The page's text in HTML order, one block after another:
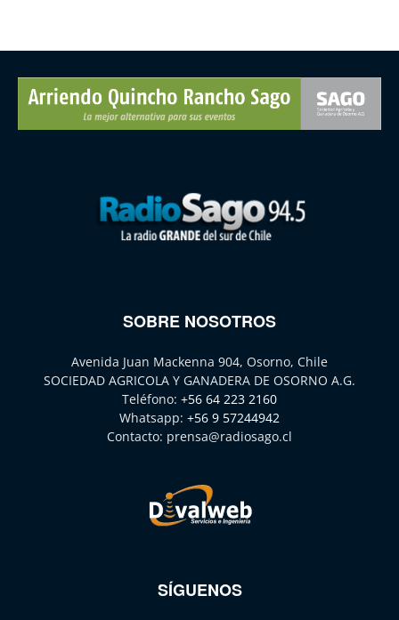
SOBRE NOSOTROS
Avenida Juan Mackenna 904, Osorno, Chile
SOCIEDAD AGRICOLA Y GANADERA DE OSORNO A.G.
Teléfono: +56 64 223 2160
Whatsapp: +56 9 57244942
Contacto: prensa@radiosago.cl
SÍGUENOS